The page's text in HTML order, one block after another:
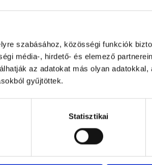
szabásához, közösségi funkciók
média-, hirdető- és elemező
az adatokat más olyan adatokkal,
gyűjtöttek.
Statisztikai
Százszorszép desszert 250g
250 g
7 999 Ft